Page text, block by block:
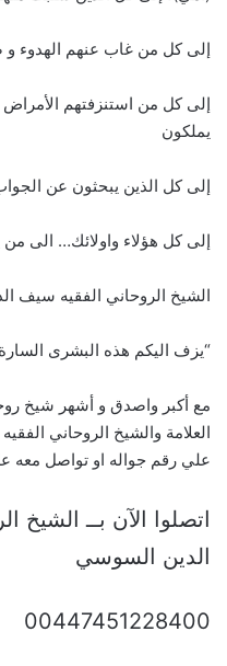
إلى كل من غاب عنهم الهدوء و
إلى كل من استنزفتهم الأمراض
يملكون
إلى كل الذين يبحثون عن
إلى كل هؤلاء واولائك… الى من
الشيخ الروحاني الفقيه سيف
“يزف اليكم هذه البشرى السارة
مع أكبر واصدق و أشهر شيخ
العلامة والشيخ الروحاني
علي رقم جواله او تواصل معه
اتصلوا الآن بــ
الدين السوسي
00447451228400